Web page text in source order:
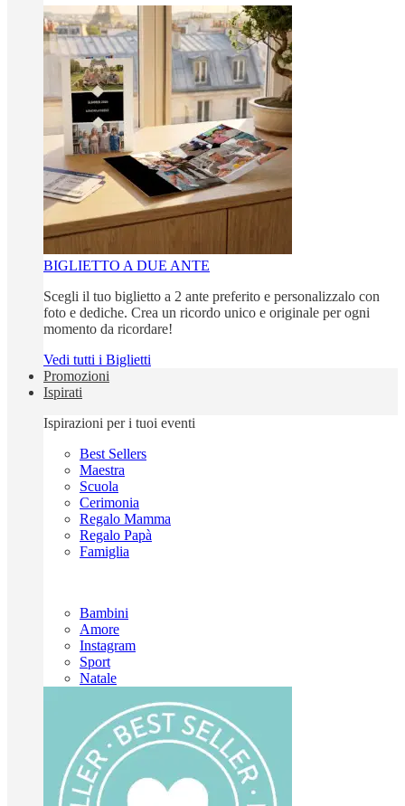
BIGLIETTO A DUE ANTE
Scegli il tuo biglietto a 2 ante preferito e personalizzalo con
foto e dediche. Crea un ricordo unico e originale per ogni
momento da ricordare!
Vedi tutti i Biglietti
Promozioni
Ispirati
Ispirazioni per i tuoi eventi
Best Sellers
Maestra
Scuola
Cerimonia
Regalo Mamma
Regalo Papà
Famiglia
Bambini
Amore
Instagram
Sport
Natale